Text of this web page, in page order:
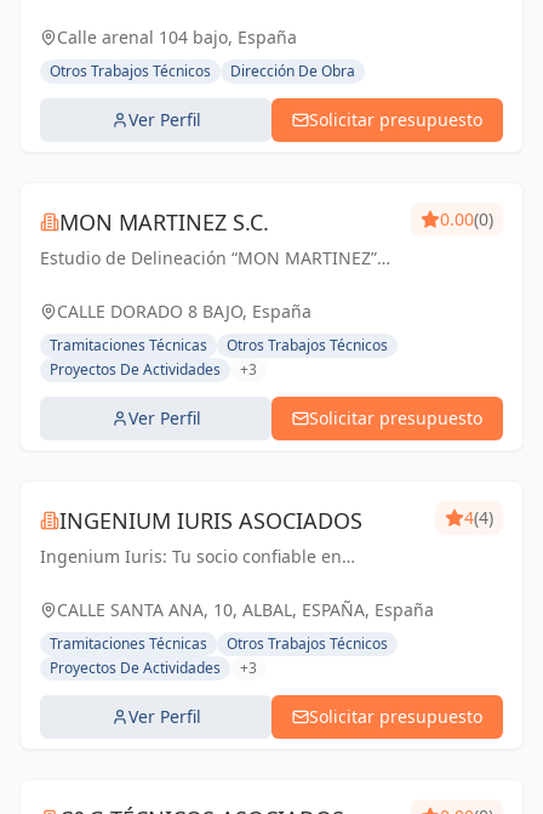
conectado. Soluciones integrales, calidad y
experiencia en Vigo y Pontevedra.
Calle arenal 104 bajo, España
Otros Trabajos Técnicos Dirección De Obra
Ver Perfil Solicitar presupuesto
MON MARTINEZ S.C.
Estudio de Delineación “MON MARTINEZ”
de 25 años de experiencia. Entendemos
nuestro trabajo, como parte importante de
un trabajo...
0.00(0)
CALLE DORADO 8 BAJO, España
Tramitaciones Técnicas
Otros Trabajos Técnicos
Proyectos De Actividades
+3
Ver Perfil Solicitar presupuesto
INGENIUM IURIS ASOCIADOS
Ingenium Iuris: Tu socio confiable en
Soluciones profesionales para proyectos
4(4)
CALLE SANTA ANA, 10, ALBAL, ESPAÑA, España
Tramitaciones Técnicas
Otros Trabajos Técnicos
Proyectos De Actividades
+3
Ver Perfil Solicitar presupuesto